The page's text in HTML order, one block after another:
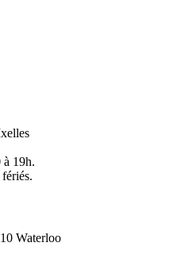
à 19h.
Waterloo